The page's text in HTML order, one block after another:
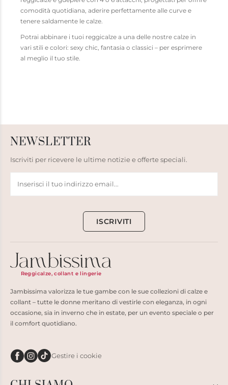
comodità quotidiana, aderire perfettamente alle curve e
tenere saldamente le calze.
Potrai abbinare i tuoi reggicalze a una delle nostre calze in
vari stili e colori: sexy chic, fantasia o classici – per esprimere
al meglio il tuo stile.
NEWSLETTER
Iscriviti per ricevere le ultime notizie e offerte speciali.
ISCRIVITI
Reggicalze, collant e lingerie
Jambissima valorizza le tue gambe con le sue collezioni di calze e
collant – tutte le donne meritano di vestirle con eleganza, in ogni
occasione, sia in inverno che in estate, per un evento speciale o per
il comfort quotidiano.
Gestire i cookie